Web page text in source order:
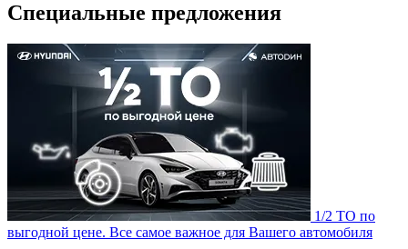
Специальные предложения
1/2 ТО по
выгодной цене. Все самое важное для Вашего автомобиля